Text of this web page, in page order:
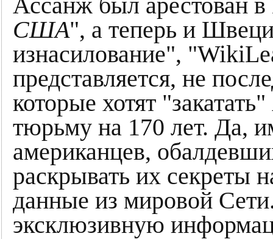
Ассанж был арестован
США", а теперь и
изнасилование",
представляется, не
которые хотят
тюрьму на 170 лет. Да,
американцев,
раскрывать их секреты
данные из мировой
эксклюзивную